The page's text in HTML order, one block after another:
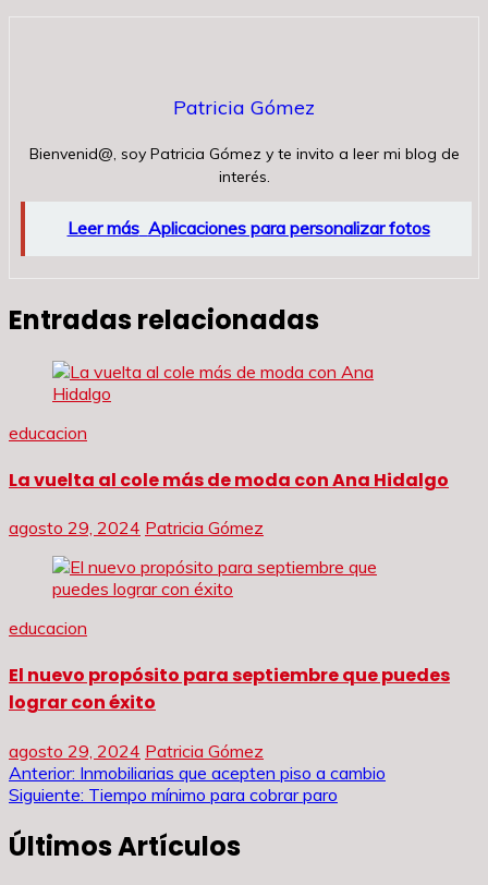
Patricia Gómez
Bienvenid@, soy Patricia Gómez y te invito a leer mi blog de
interés.
Leer más Aplicaciones para personalizar fotos
Entradas relacionadas
educacion
La vuelta al cole más de moda con Ana Hidalgo
agosto 29, 2024 Patricia Gómez
educacion
El nuevo propósito para septiembre que puedes
lograr con éxito
agosto 29, 2024 Patricia Gómez
Navegación
entradas
Anterior: Inmobiliarias que acepten piso a cambio
Siguiente: Tiempo mínimo para cobrar paro
Últimos Artículos